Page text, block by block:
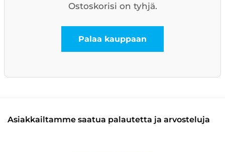
Ostoskorisi on tyhjä.
Palaa kauppaan
Asiakkailtamme saatua palautetta ja arvosteluja